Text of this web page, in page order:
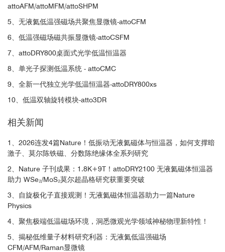
attoAFM/attoMFM/attoSHPM
5、无液氦低温强磁场共聚焦显微镜-attoCFM
6、低温强磁场磁共振显微镜-attoCSFM
7、attoDRY800桌面式光学低温恒温器
8、单光子探测低温系统 - attoCMC
9、全新一代独立光学低温恒温器-attoDRY800xs
10、低温双轴旋转模块-atto3DR
相关新闻
1、2026连发4篇Nature！低振动无液氦磁体与恒温器，如何支撑暗
激子、莫尔陈铁磁、分数陈绝缘体全系列研究
2、Nature 子刊成果：1.8K+9T！attoDRY2100 无液氦磁体恒温器
助力 WSe₂/MoS₂莫尔超晶格研究获重要突破
3、自旋极化子直接观测！无液氦磁体恒温器助力一篇Nature
Physics
4、聚焦极端低温磁场环境，洞悉微观光学领域神秘物理新特性！
5、揭秘低维量子材料研究利器：无液氦低温强磁场
CFM/AFM/Raman显微镜